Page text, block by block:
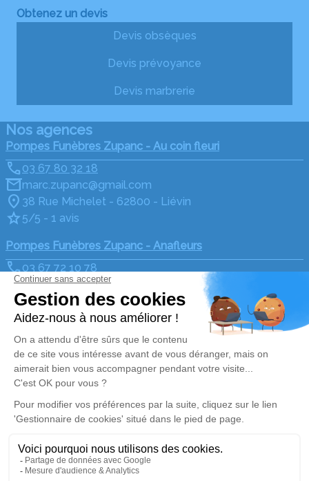
Obtenez un devis
Devis obsèques
Devis prévoyance
Devis marbrerie
Nos agences
Pompes Funèbres Zupanc - Au coin fleuri
03 67 80 32 18
marc.zupanc@gmail.com
38 Rue Michelet - 62800 - Liévin
5/5 - 1 avis
Pompes Funèbres Zupanc - Anafleurs
03 67 72 10 78
marc.zupanc@gmail.com
88 Rue Pasteur - 62800 - Liévin
4.3/5 - 43 avis
Nos Services
Organiser des obsèques
Monuments funéraires
Services aux familles
Liens utiles
Avis de décès
Demande de rendez-vous
Nos réseaux sociaux
Politique de traitement des données personnelles
Politique d’utilisation des cookies